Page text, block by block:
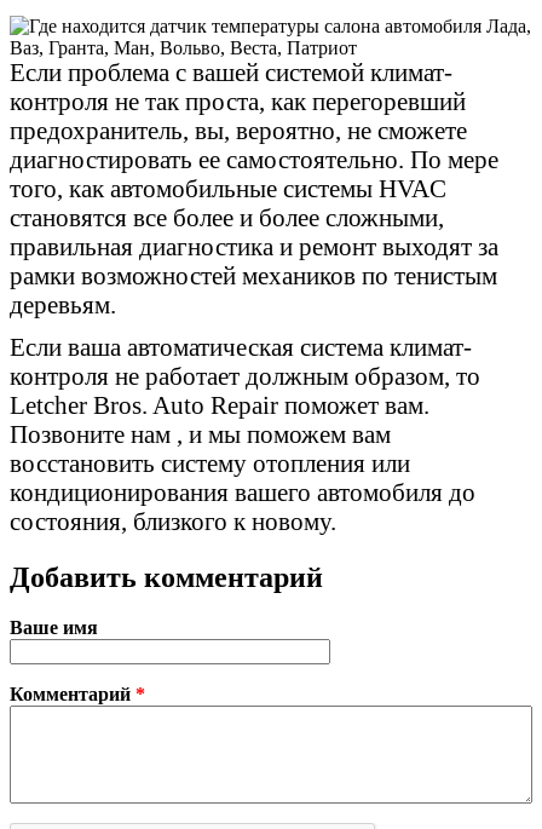
Если проблема с вашей системой климат-
контроля не так проста, как перегоревший
предохранитель, вы, вероятно, не сможете
диагностировать ее самостоятельно. По мере
того, как автомобильные системы HVAC
становятся все более и более сложными,
правильная диагностика и ремонт выходят за
рамки возможностей механиков по тенистым
деревьям.
Если ваша автоматическая система климат-
контроля не работает должным образом, то
Letcher Bros. Auto Repair поможет вам.
Позвоните нам , и мы поможем вам
восстановить систему отопления или
кондиционирования вашего автомобиля до
состояния, близкого к новому.
Добавить комментарий
Ваше имя
Комментарий *